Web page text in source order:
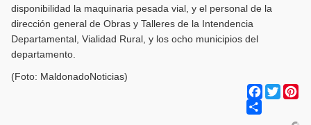
disponibilidad la maquinaria pesada vial, y el personal de la
dirección general de Obras y Talleres de la Intendencia
Departamental, Vialidad Rural, y los ocho municipios del
departamento.
(Foto: MaldonadoNoticias)
Facebook
Twitter